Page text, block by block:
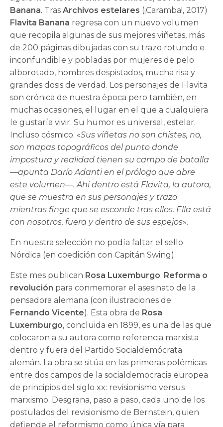
Banana. TrasArchivos estelares (¡Caramba!, 2017)
Flavita Banana regresa con un nuevo volumen
que recopila algunas de sus mejores viñetas, más
de 200 páginas dibujadas con su trazo rotundo e
inconfundible y pobladas por mujeres de pelo
alborotado, hombres despistados, mucha risa y
grandes dosis de verdad. Los personajes de Flavita
son crónica de nuestra época pero también, en
muchas ocasiones, el lugar en el que a cualquiera
le gustaría vivir. Su humor es universal, estelar.
Incluso cósmico. «Sus viñetas no son chistes, no,
son mapas topográficos del punto donde
impostura y realidad tienen su campo de batalla
—apunta Darío Adanti en el prólogo que abre
este volumen—. Ahí dentro está Flavita, la autora,
que se muestra en sus personajes y trazo
mientras finge que se esconde tras ellos. Ella está
con nosotros, fuera y dentro de sus espejos».
En nuestra selección no podía faltar el sello
Nórdica (en coedición con Capitán Swing).
Este mes publican Rosa Luxemburgo. Reforma o
revolución para conmemorar el asesinato de la
pensadora alemana (con ilustraciones de
Fernando Vicente). Esta obra de Rosa
Luxemburgo, concluida en 1899, es una de las que
colocaron a su autora como referencia marxista
dentro y fuera del Partido Socialdemócrata
alemán. La obra se sitúa en las primeras polémicas
entre dos campos de la socialdemocracia europea
de principios del siglo xx: revisionismo versus
marxismo. Desgrana, paso a paso, cada uno de los
postulados del revisionismo de Bernstein, quien
defiende el reformismo como única vía para